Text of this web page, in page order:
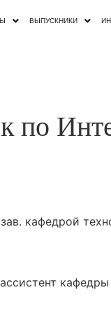
ВЫПУСКНИКИ
по
кафедрой